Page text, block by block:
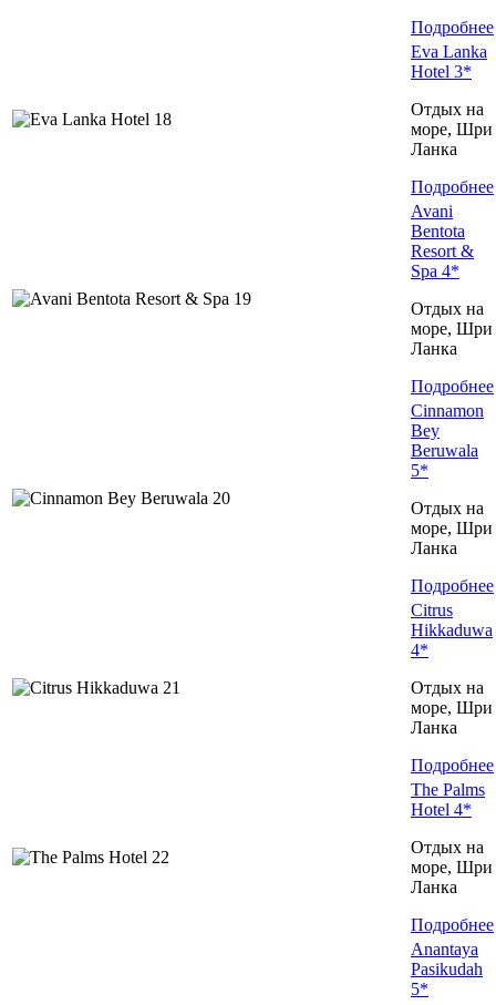
Подробнее
Eva Lanka
Hotel 3*
Отдых на
море, Шри
Ланка
Подробнее
Avani
Bentota
Resort &
Spa 4*
Отдых на
море, Шри
Ланка
Подробнее
Cinnamon
Bey
Beruwala
5*
Отдых на
море, Шри
Ланка
Подробнее
Citrus
Hikkaduwa
4*
Отдых на
море, Шри
Ланка
Подробнее
The Palms
Hotel 4*
Отдых на
море, Шри
Ланка
Подробнее
Anantaya
Pasikudah
5*